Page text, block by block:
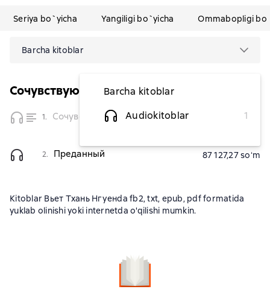
Seriya bo`yicha Yangiligi bo`yicha Ommabopligi
Barcha kitoblar
Barcha kitoblar
Audiokitoblar
1
Сочувствующий
1. Сочувствующий
mavjud
2. Преданный 87 127,27 soʻm
Kitoblar Вьет Тхань Нгуенda fb2, txt, epub, pdf formatida
yuklab olinishi yoki internetda o'qilishi mumkin.